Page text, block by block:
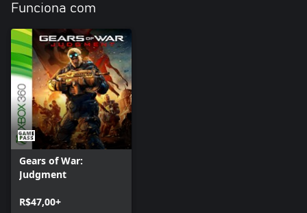
Funciona com
Gears of War:
Judgment
R$47,00+